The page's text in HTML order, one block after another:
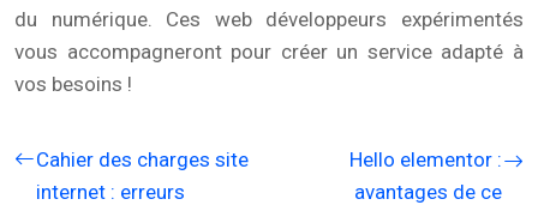
du numérique. Ces web développeurs expérimentés
vous accompagneront pour créer un service adapté à
vos besoins !
Cahier des charges site
internet : erreurs
Hello elementor :
avantages de ce